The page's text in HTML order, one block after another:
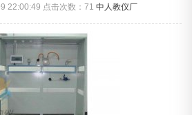
22:00:49 点击次数：71中人教仪厂